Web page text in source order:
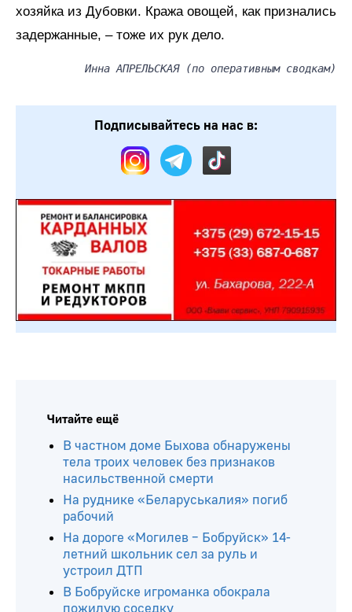
хозяйка из Дубовки. Кража овощей, как признались
задержанные, – тоже их рук дело.
Инна АПРЕЛЬСКАЯ (по оперативным сводкам)
Подписывайтесь на нас в:
Читайте ещё
В частном доме Быхова обнаружены
тела троих человек без признаков
насильственной смерти
На руднике «Беларуськалия» погиб
рабочий
На дороге «Могилев – Бобруйск» 14-
летний школьник сел за руль и
устроил ДТП
В Бобруйске игроманка обокрала